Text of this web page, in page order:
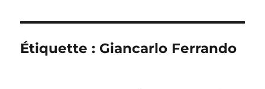
Étiquette : Giancarlo Ferrando